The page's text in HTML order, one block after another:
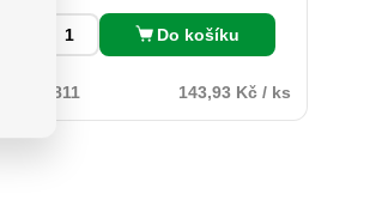
vlhkosti. Povrch kotvy do betonu lze
natřít dekorativní barvou určenou na
Do košíku
BF 4811 143,93 Kč / ks